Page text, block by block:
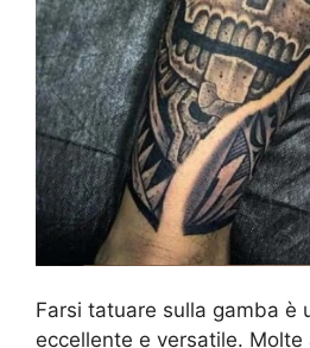
Farsi tatuare sulla gamba è
eccellente e versatile. Molte